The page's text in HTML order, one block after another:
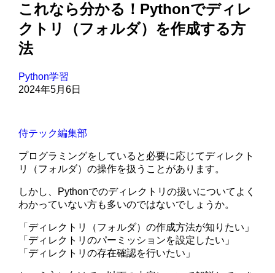
これなら分かる！Pythonでディレ
クトリ（フォルダ）を作成する方
法
Python学習
2024年5月6日
侍テック編集部
プログラミングをしていると必要に応じてディレクト
リ（フォルダ）の操作を扱うことがあります。
しかし、Pythonでのディレクトリの扱いについてよく
わかっていない方も多いのではないでしょうか。
「ディレクトリ（フォルダ）の作成方法が知りたい」
「ディレクトリのパーミッションを設定したい」
「ディレクトリの存在確認を行いたい」